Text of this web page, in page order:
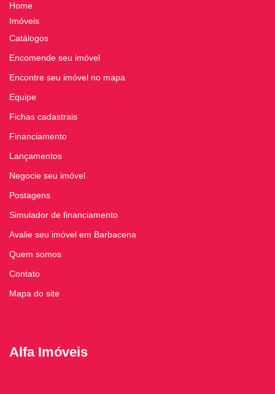
Home
Imóveis
Catálogos
Encomende seu imóvel
Encontre seu imóvel no mapa
Equipe
Fichas cadastrais
Financiamento
Lançamentos
Negocie seu imóvel
Postagens
Simulador de financiamento
Avalie seu imóvel em Barbacena
Quem somos
Contato
Mapa do site
Alfa Imóveis